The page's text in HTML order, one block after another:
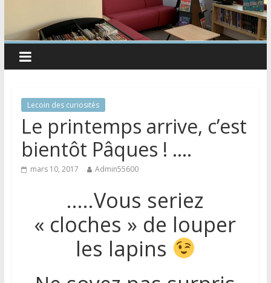
Lecoin des curiosités
Le printemps arrive, c’est
bientôt Pâques ! ….
mars 10, 2017 Admin55600
…..Vous seriez
« cloches » de louper
les lapins